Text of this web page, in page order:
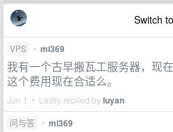
Switch
VPS • mi369
我有一个古早搬瓦工服务器，现
这个费用现在合适么。
Jun 1 • Lastly replied byluyan
问与答 • mi369